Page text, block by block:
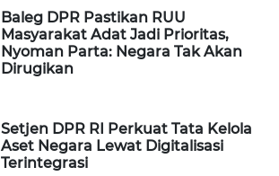
Baleg DPR Pastikan RUU
Masyarakat Adat Jadi Prioritas,
Nyoman Parta: Negara Tak Akan
Dirugikan
Setjen DPR RI Perkuat Tata Kelola
Aset Negara Lewat Digitalisasi
Terintegrasi